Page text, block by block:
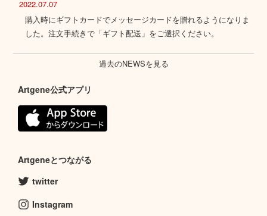
2022.07.07
購入時にギフトカードでメッセージカードを贈れるようになりま
した。注文手続きで「ギフト配送」をご選択ください。
過去のNEWSを見る
Artgene公式アプリ
Artgeneとつながる
twitter
Instagram